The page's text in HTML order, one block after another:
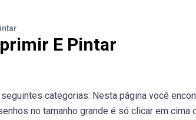
E Pintar
categorias: Nesta página você
no tamanho grande é só clicar em cima